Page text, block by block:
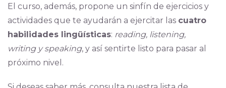
El curso, además, propone un sinfín de ejercicios y
actividades que te ayudarán a ejercitar las cuatro
habilidades lingüísticas: reading, listening,
writing y speaking, y así sentirte listo para pasar al
próximo nivel.